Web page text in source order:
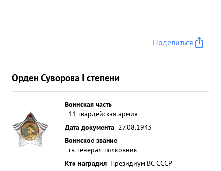
Поделиться
Орден Суворова I степени
Воинская часть
11 гвардейская армия
Дата документа 27.08.1943
Воинское звание
гв. генерал-полковник
Кто наградил Президиум ВС СССР